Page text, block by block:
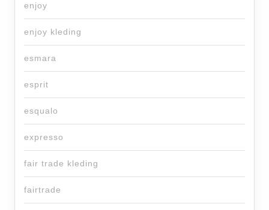
enjoy
enjoy kleding
esmara
esprit
esqualo
expresso
fair trade kleding
fairtrade